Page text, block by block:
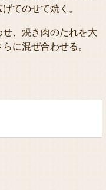
てのせて焼く。
、焼き肉のたれを大
に混ぜ合わせる。